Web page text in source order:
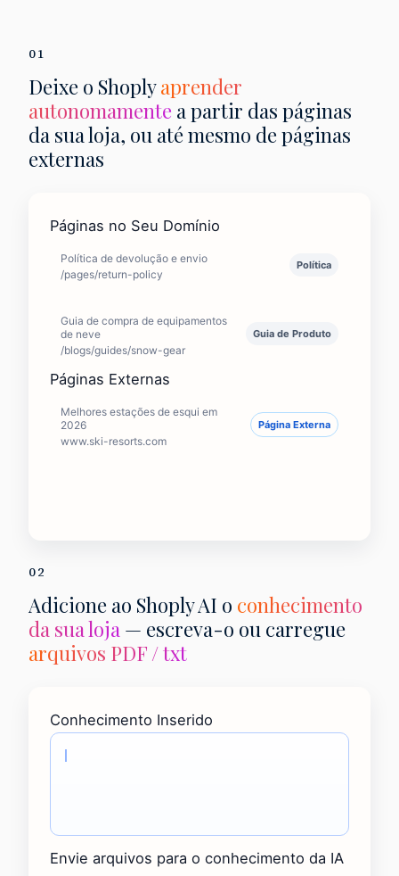
01
Deixe o Shoply aprender
autonomamente a partir das páginas
da sua loja, ou até mesmo de páginas
externas
Páginas no Seu Domínio
Política de devolução e envio
/pages/return-policy
Política
Guia de compra de equipamentos
de neve
/blogs/guides/snow-gear
Guia de Produto
Páginas Externas
Melhores estações de esqui em
2026
www.ski-resorts.com
Página Externa
02
Adicione ao Shoply AI o conhecimento
da sua loja — escreva-o ou carregue
arquivos PDF / txt
Conhecimento Inserido
Envie arquivos para o conhecimento da IA